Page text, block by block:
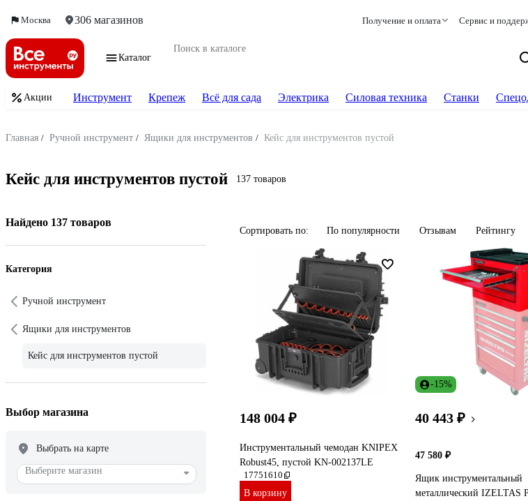
Москва 306 магазинов Получение и оплата Сервис и
Каталог
Акции Инструмент Крепеж Всё для сада Электрика Силовая техника Станки
Главная / Ручной инструмент / Ящики для инструментов / Кейс для инструментов пустой
Кейс для инструментов пустой 137 товаров
Найдено 137 товаров
Категория
Ручной инструмент
Ящики для инструментов
Кейс для инструментов пустой
Выбор магазина
Выбрать на карте
Выберите магазин
Сортировать по: По популярности Отзывам Рейтингу
148 004 ₽
Инструментальный чемодан KNIPEX
Robust45, пустой KN-002137LE
17751610
В корзину
-15%
40 443 ₽
47 580 ₽
Ящик инструментальный
металлический IZELTAS